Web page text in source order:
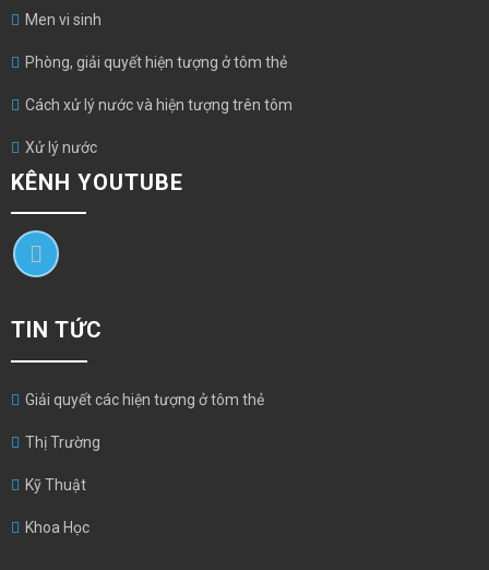
Men vi sinh
Phòng, giải quyết hiện tượng ở tôm thẻ
Cách xử lý nước và hiện tượng trên tôm
Xử lý nước
KÊNH YOUTUBE
TIN TỨC
Giải quyết các hiện tượng ở tôm thẻ
Thị Trường
Kỹ Thuật
Khoa Học